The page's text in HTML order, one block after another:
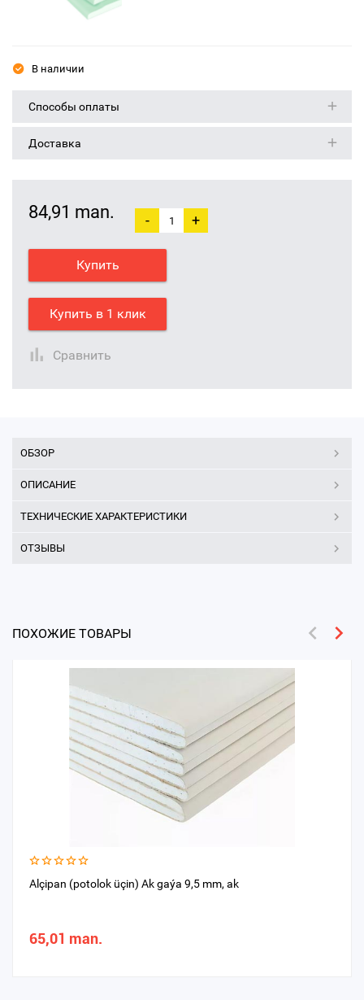
В наличии
Способы оплаты
Доставка
84,91 man. - +
Купить
Купить в 1 клик
Сравнить
ОБЗОР
ОПИСАНИЕ
ТЕХНИЧЕСКИЕ ХАРАКТЕРИСТИКИ
ОТЗЫВЫ
ПОХОЖИЕ ТОВАРЫ
Alçipan (potolok üçin) Ak gaýa 9,5 mm, ak
65,01 man.